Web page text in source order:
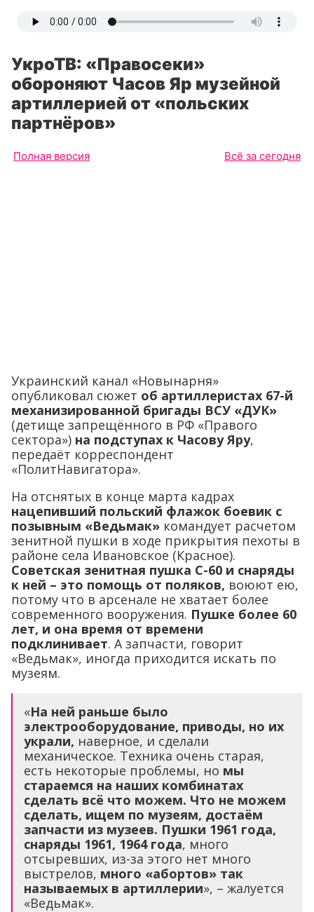
УкроТВ: «Правосеки»
обороняют Часов Яр музейной
артиллерией от «польских
партнёров»
Полная версия Всё за сегодня
Украинский канал «Новынарня»
опубликовал сюжет об артиллеристах 67-й
механизированной бригады ВСУ «ДУК»
(детище запрещённого в РФ «Правого
сектора») на подступах к Часову Яру,
передаёт корреспондент
«ПолитНавигатора».
На отснятых в конце марта кадрах
нацепивший польский флажок боевик с
позывным «Ведьмак» командует расчетом
зенитной пушки в ходе прикрытия пехоты в
районе села Ивановское (Красное).
Советская зенитная пушка С-60 и снаряды
к ней – это помощь от поляков, воюют ею,
потому что в арсенале не хватает более
современного вооружения. Пушке более 60
лет, и она время от времени
подклинивает. А запчасти, говорит
«Ведьмак», иногда приходится искать по
музеям.
«На ней раньше было
электрооборудование, приводы, но их
украли, наверное, и сделали
механическое. Техника очень старая,
есть некоторые проблемы, но мы
стараемся на наших комбинатах
сделать всё что можем. Что не можем
сделать, ищем по музеям, достаём
запчасти из музеев. Пушки 1961 года,
снаряды 1961, 1964 года, много
отсыревших, из-за этого нет много
выстрелов, много «абортов» так
называемых в артиллерии», – жалуется
«Ведьмак».